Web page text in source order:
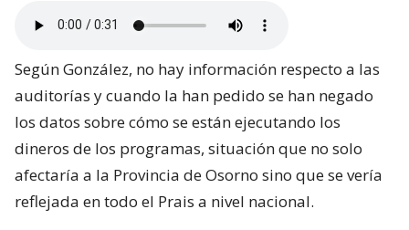
Según González, no hay información respecto a las
auditorías y cuando la han pedido se han negado
los datos sobre cómo se están ejecutando los
dineros de los programas, situación que no solo
afectaría a la Provincia de Osorno sino que se vería
reflejada en todo el Prais a nivel nacional.